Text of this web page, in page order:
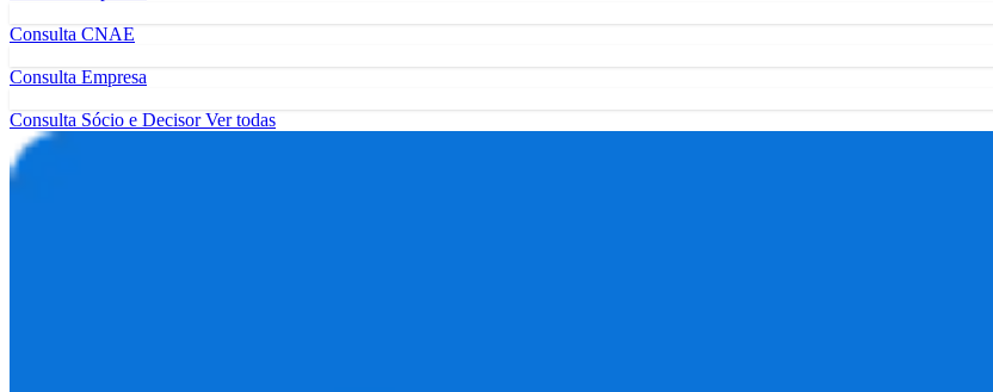
Consulta CNAE
Consulta Empresa
Consulta Sócio e DecisorVer todas